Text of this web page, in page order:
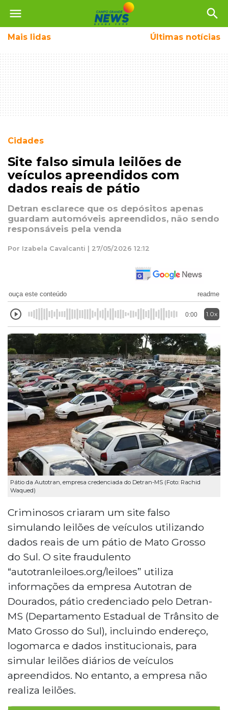
menu search
Mais lidas Últimas notícias
Cidades
Site falso simula leilões de
veículos apreendidos com
dados reais de pátio
Detran esclarece que os depósitos apenas
guardam automóveis apreendidos, não sendo
responsáveis pela venda
Por Izabela Cavalcanti | 27/05/2026 12:12
ouça este conteúdo readme
0:00 1.0x
Pátio da Autotran, empresa credenciada do Detran-MS (Foto: Rachid
Waqued)
Criminosos criaram um site falso
simulando leilões de veículos utilizando
dados reais de um pátio de Mato Grosso
do Sul. O site fraudulento
“autotranleiloes.org/leiloes” utiliza
informações da empresa Autotran de
Dourados, pátio credenciado pelo Detran-
MS (Departamento Estadual de Trânsito de
Mato Grosso do Sul), incluindo endereço,
logomarca e dados institucionais, para
simular leilões diários de veículos
apreendidos. No entanto, a empresa não
realiza leilões.